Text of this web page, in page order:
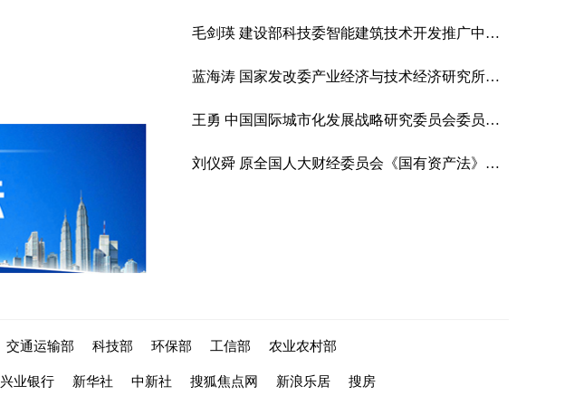
毛剑瑛 建设部科技委智能建筑技术开发推广中心副主任
蓝海涛 国家发改委产业经济与技术经济研究所农村室主任。
王勇 中国国际城市化发展战略研究委员会委员、北京龙人盛世城市景观工程公司副总经理、设计师
刘仪舜 原全国人大财经委员会《国有资产法》起草工作组组长
交通运输部 科技部 环保部 工信部 农业农村部
兴业银行 新华社 中新社 搜狐焦点网 新浪乐居 搜房